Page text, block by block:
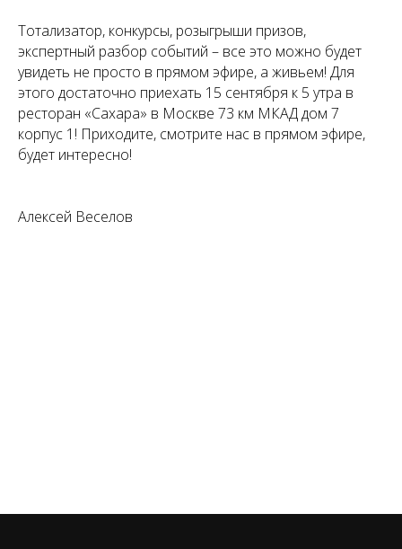
Тотализатор, конкурсы, розыгрыши призов,
экспертный разбор событий – все это можно будет
увидеть не просто в прямом эфире, а живьем! Для
этого достаточно приехать 15 сентября к 5 утра в
ресторан «Сахара» в Москве 73 км МКАД дом 7
корпус 1! Приходите, смотрите нас в прямом эфире,
будет интересно!
Алексей Веселов